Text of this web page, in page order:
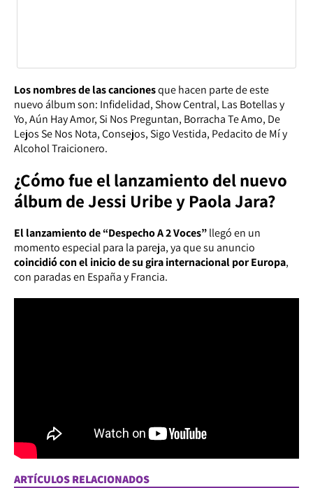
Los nombres de las cancionesque hacen parte de este
nuevo álbum son: Infidelidad, Show Central, Las Botellas y
Yo, Aún Hay Amor, Si Nos Preguntan, Borracha Te Amo, De
Lejos Se Nos Nota, Consejos, Sigo Vestida, Pedacito de Mí y
Alcohol Traicionero.
¿Cómo fue el lanzamiento del nuevo
álbum de Jessi Uribe y Paola Jara?
El lanzamiento de “Despecho A 2 Voces”llegó en un
momento especial para la pareja, ya que su anuncio
coincidió con el inicio de su gira internacional por Europa,
con paradas en España y Francia.
ARTÍCULOS RELACIONADOS